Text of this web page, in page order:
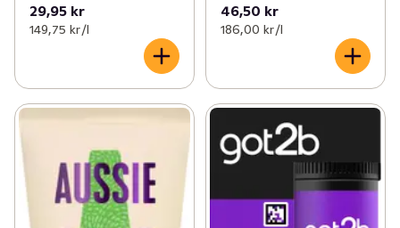
29,95 kr
149,75 kr /l
46,50 kr
186,00 kr /l